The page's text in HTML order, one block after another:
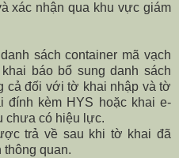
xác nhận qua khu vực giám
sách container mã vạch
báo bổ sung danh sách
cả đối với tờ khai nhập và tờ
đính kèm HYS hoặc khai e-
chưa có hiệu lực.
trả về sau khi tờ khai đã
thông quan.